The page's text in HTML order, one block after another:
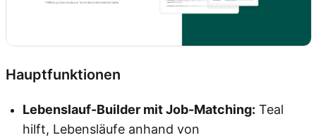
Hauptfunktionen
Lebenslauf-Builder mit Job-Matching: Teal
hilft, Lebensläufe anhand von